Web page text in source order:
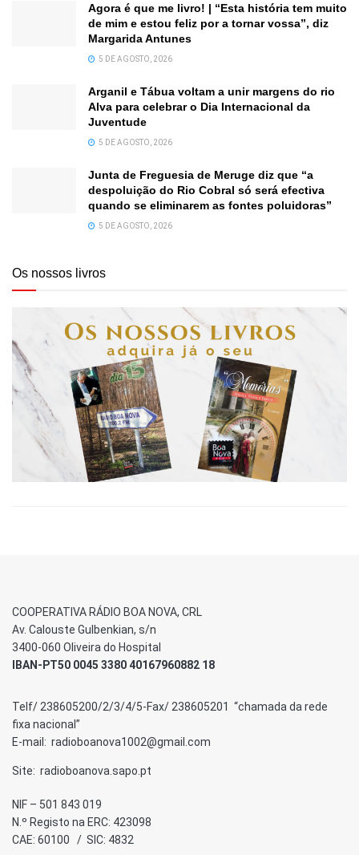
Agora é que me livro! | “Esta história tem muito
de mim e estou feliz por a tornar vossa”, diz
Margarida Antunes
5 DE AGOSTO, 2026
Arganil e Tábua voltam a unir margens do rio
Alva para celebrar o Dia Internacional da
Juventude
5 DE AGOSTO, 2026
Junta de Freguesia de Meruge diz que “a
despoluição do Rio Cobral só será efectiva
quando se eliminarem as fontes poluidoras”
5 DE AGOSTO, 2026
Os nossos livros
COOPERATIVA RÁDIO BOA NOVA, CRL
Av. Calouste Gulbenkian, s/n
3400-060 Oliveira do Hospital
IBAN-PT50 0045 3380 40167960882 18
Telf/ 238605200/2/3/4/5-Fax/ 238605201 “chamada da rede
fixa nacional”
E-mail: radioboanova1002@gmail.com
Site: radioboanova.sapo.pt
NIF – 501 843 019
N.º Registo na ERC: 423098
CAE: 60100 / SIC: 4832